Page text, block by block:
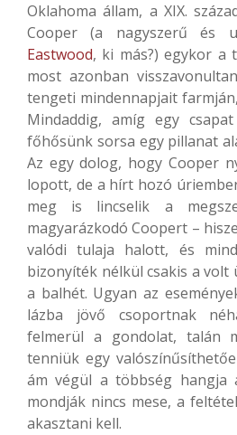
Oklahoma állam, a XIX.
Cooper (a nagyszerű és
Eastwood, ki más?) egykor a
most azonban
tengeti mindennapjait
Mindaddig, amíg egy
főhősünk sorsa egy pillanat
Az egy dolog, hogy Cooper
lopott, de a hírt hozó
meg is lincselik a
magyarázkodó Coopert –
valódi tulaja halott, és
bizonyíték nélkül csakis a volt
a balhét. Ugyan az
lázba jövő csoportnak
felmerül a gondolat, talán
tenniük egy
ám végül a többség hangja
mondják nincs mese, a
akasztani kell.